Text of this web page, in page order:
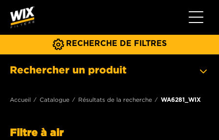
Toggle
RECHERCHE DE FILTRES
Rechercher un produit
Accueil Catalogue Résultats de la recherche WA6281_WIX
Filtre à air